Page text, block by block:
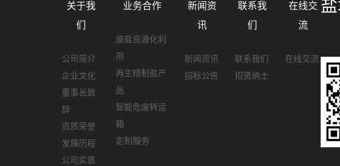
关于我
们
公司简介
企业文化
董事长致
辞
资质荣誉
发展历程
公司实景
业务合作
废盐资源化利
用
再生精制盐产
品
智能危废转运
箱
定制服务
新闻资
讯
新闻资讯
招标公告
联系我
们
联系我们
招贤纳士
在线交
流
在线交流